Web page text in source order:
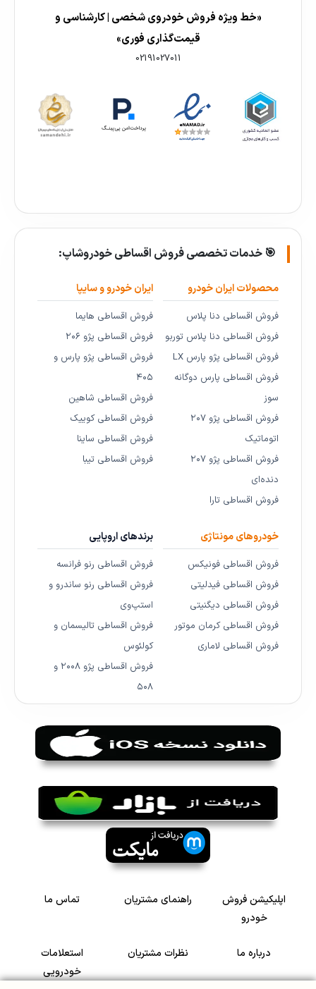
«خط ویژه فروش خودروی شخصی | کارشناسی و
قیمت‌گذاری فوری»
02191027011
🎯 خدمات تخصصی فروش اقساطی خودروشاپ:
محصولات ایران خودرو
فروش اقساطی دنا پلاس
فروش اقساطی دنا پلاس توربو
فروش اقساطی پژو پارس LX
فروش اقساطی پارس دوگانه
سوز
فروش اقساطی پژو ۲۰۷
اتوماتیک
فروش اقساطی پژو ۲۰۷
دنده‌ای
فروش اقساطی تارا
ایران خودرو و سایپا
فروش اقساطی هایما
فروش اقساطی پژو ۲۰۶
فروش اقساطی پژو پارس و
۴۰۵
فروش اقساطی شاهین
فروش اقساطی کوییک
فروش اقساطی ساینا
فروش اقساطی تیبا
خودروهای مونتاژی
فروش اقساطی فونیکس
فروش اقساطی فیدلیتی
فروش اقساطی دیگنیتی
فروش اقساطی کرمان موتور
فروش اقساطی لاماری
برندهای اروپایی
فروش اقساطی رنو فرانسه
فروش اقساطی رنو ساندرو و
استپ‌وی
فروش اقساطی تالیسمان و
کولئوس
فروش اقساطی پژو ۲۰۰۸ و
۵۰۸
اپلیکیشن فروش
خودرو
راهنمای مشتریان تماس ما
درباره ما نظرات مشتریان
استعلامات
خودرویی